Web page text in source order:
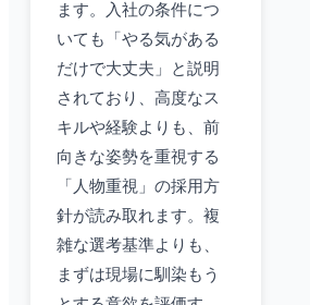
ます。入社の条件につ
いても「やる気がある
だけで大丈夫」と説明
されており、高度なス
キルや経験よりも、前
向きな姿勢を重視する
「人物重視」の採用方
針が読み取れます。複
雑な選考基準よりも、
まずは現場に馴染もう